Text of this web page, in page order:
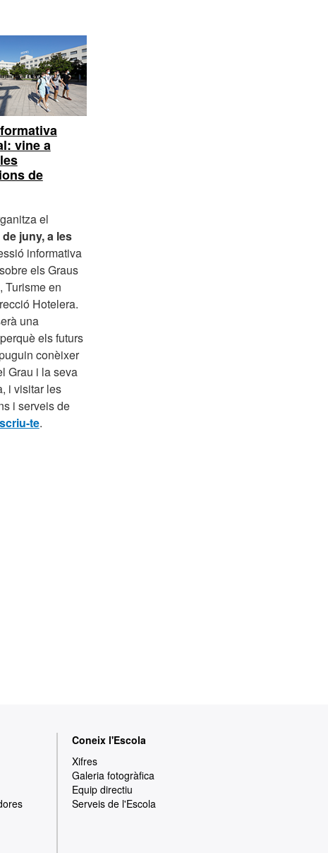
vine a
de
el
juny, a les
informativa
els Graus
Turisme en
Hotelera.
una
els futurs
conèixer
Grau i la seva
i visitar les
i serveis de
te.
Coneix l'Escola
Xifres
Galeria fotogràfica
Equip directiu
Serveis de l'Escola